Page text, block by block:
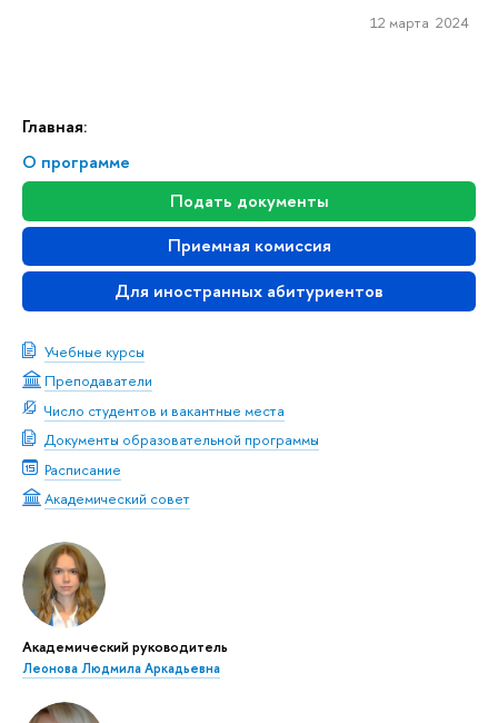
Главная:
О программе
Подать документы
Приемная комиссия
Для иностранных абитуриентов
Учебные курсы
Преподаватели
Число студентов и вакантные места
Документы образовательной программы
Расписание
Академический совет
Академический руководитель
Леонова Людмила Аркадьевна
12 марта 2024